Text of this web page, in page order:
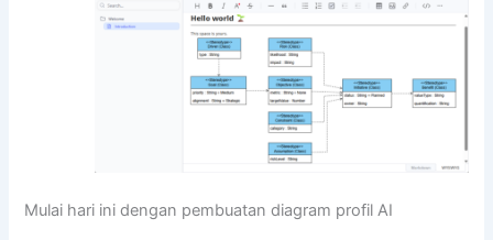
Mulai hari ini dengan pembuatan diagram profil AI